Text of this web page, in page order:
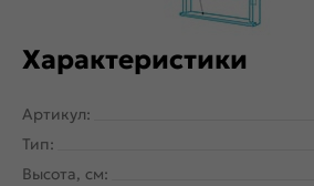
Характеристики
Артикул:
Тип:
Высота, см: